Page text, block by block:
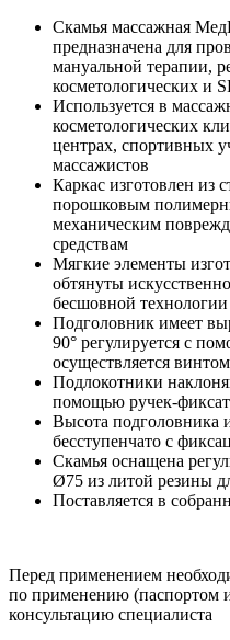
Скамья массажная
предназначена для
мануальной терапии,
косметологических и
Используется в
косметологических
центрах, спортивных
массажистов
Каркас изготовлен из
порошковым
механическим
средствам
Мягкие элементы
обтянуты
бесшовной технологии
Подголовник имеет
90° регулируется с
осуществляется
Подлокотники
помощью ручек-
Высота подголовника
бесступенчато с
Скамья оснащена
Ø75 из литой резины
Поставляется в
Перед применением
по применению (паспортом
консультацию специалиста